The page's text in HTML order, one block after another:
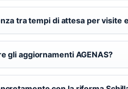
tra tempi di attesa per visite
gli aggiornamenti AGENAS?